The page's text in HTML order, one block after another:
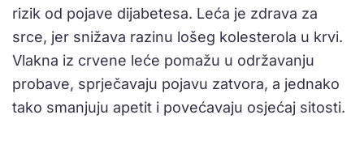
rizik od pojave dijabetesa. Leća je zdrava za
srce, jer snižava razinu lošeg kolesterola u krvi.
Vlakna iz crvene leće pomažu u održavanju
probave, sprječavaju pojavu zatvora, a jednako
tako smanjuju apetit i povećavaju osjećaj sitosti.